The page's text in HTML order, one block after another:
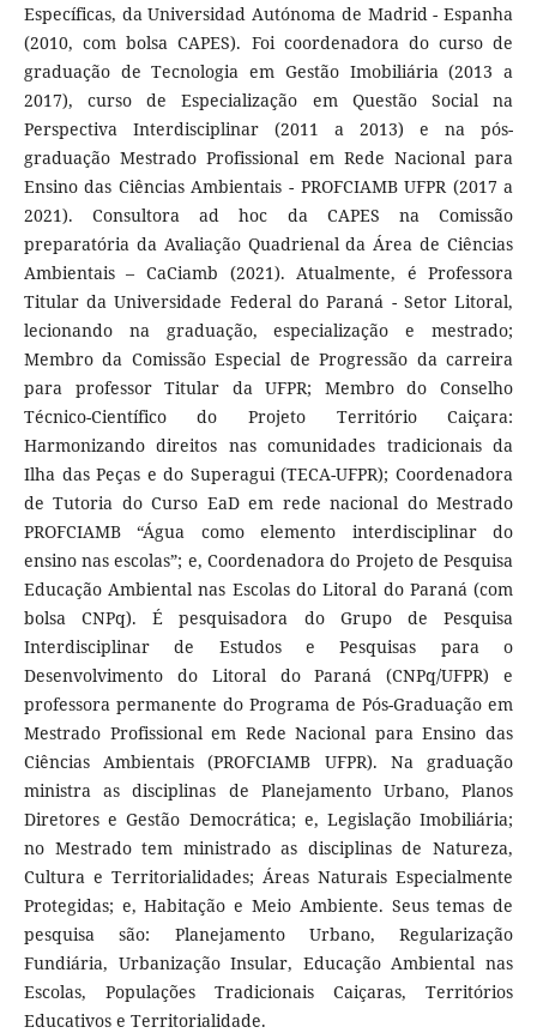
Específicas, da Universidad Autónoma de Madrid - Espanha
(2010, com bolsa CAPES). Foi coordenadora do curso de
graduação de Tecnologia em Gestão Imobiliária (2013 a
2017), curso de Especialização em Questão Social na
Perspectiva Interdisciplinar (2011 a 2013) e na pós-
graduação Mestrado Profissional em Rede Nacional para
Ensino das Ciências Ambientais - PROFCIAMB UFPR (2017 a
2021). Consultora ad hoc da CAPES na Comissão
preparatória da Avaliação Quadrienal da Área de Ciências
Ambientais – CaCiamb (2021). Atualmente, é Professora
Titular da Universidade Federal do Paraná - Setor Litoral,
lecionando na graduação, especialização e mestrado;
Membro da Comissão Especial de Progressão da carreira
para professor Titular da UFPR; Membro do Conselho
Técnico-Científico do Projeto Território Caiçara:
Harmonizando direitos nas comunidades tradicionais da
Ilha das Peças e do Superagui (TECA-UFPR); Coordenadora
de Tutoria do Curso EaD em rede nacional do Mestrado
PROFCIAMB “Água como elemento interdisciplinar do
ensino nas escolas”; e, Coordenadora do Projeto de Pesquisa
Educação Ambiental nas Escolas do Litoral do Paraná (com
bolsa CNPq). É pesquisadora do Grupo de Pesquisa
Interdisciplinar de Estudos e Pesquisas para o
Desenvolvimento do Litoral do Paraná (CNPq/UFPR) e
professora permanente do Programa de Pós-Graduação em
Mestrado Profissional em Rede Nacional para Ensino das
Ciências Ambientais (PROFCIAMB UFPR). Na graduação
ministra as disciplinas de Planejamento Urbano, Planos
Diretores e Gestão Democrática; e, Legislação Imobiliária;
no Mestrado tem ministrado as disciplinas de Natureza,
Cultura e Territorialidades; Áreas Naturais Especialmente
Protegidas; e, Habitação e Meio Ambiente. Seus temas de
pesquisa são: Planejamento Urbano, Regularização
Fundiária, Urbanização Insular, Educação Ambiental nas
Escolas, Populações Tradicionais Caiçaras, Territórios
Educativos e Territorialidade.